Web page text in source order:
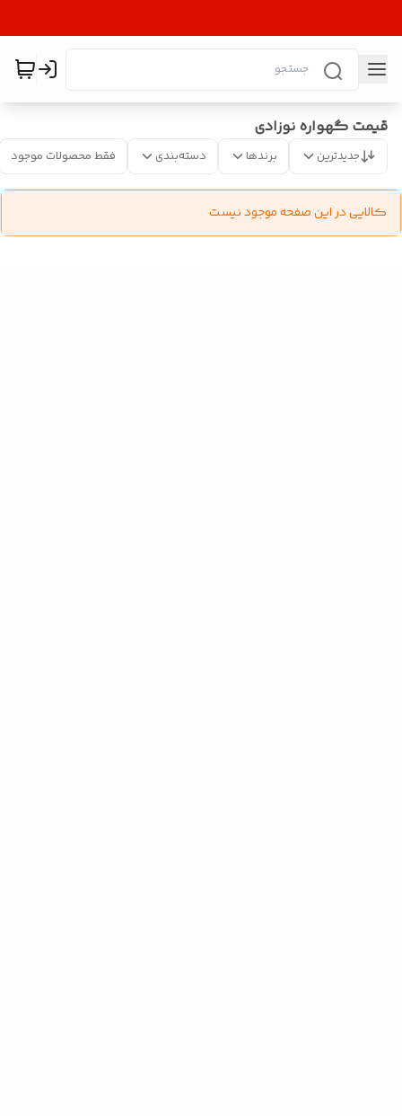
قیمت گهواره نوزادی
جدیدترین برندها دسته‌بندی فقط محصولات موجود
کالایی در این صفحه موجود نیست